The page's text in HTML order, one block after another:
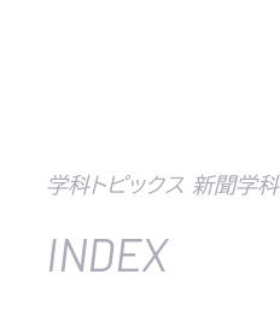
学科トピックス 新聞学科
INDEX